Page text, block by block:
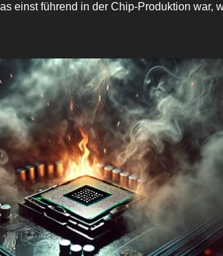
einst führend in der Chip-Produktion war,